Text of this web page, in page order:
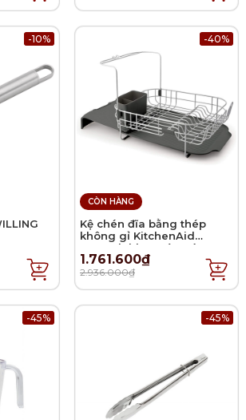
-10% -40%
CÒN HÀNG
Kệ chén đĩa bằng thép
không gỉ KitchenAid
Expandable - Màu xám
1.761.600₫
2.936.000₫
-45% -45%